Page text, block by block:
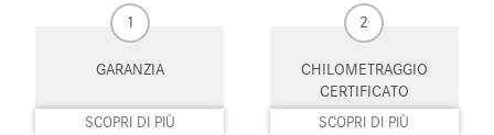
Immobilizzatore elettronico
Luce d'ambiente
1
GARANZIA
SCOPRI DI PIÙ
2
CHILOMETRAGGIO
CERTIFICATO
SCOPRI DI PIÙ